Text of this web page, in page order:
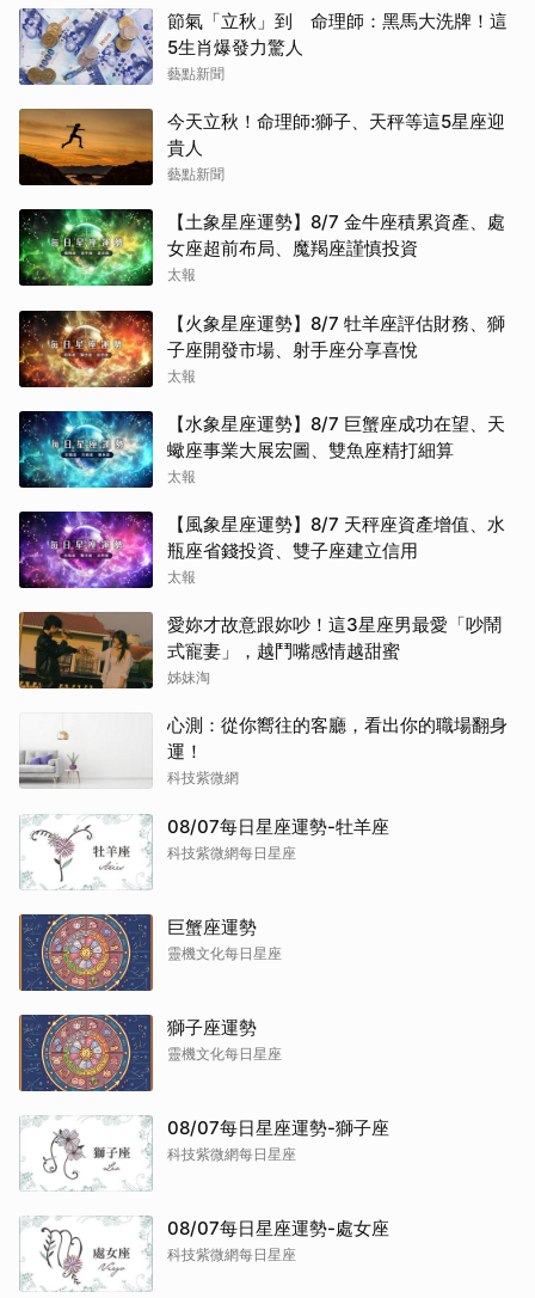
節氣「立秋」到 命理師：黑馬大洗牌！這
5生肖爆發力驚人
藝點新聞
今天立秋！命理師:獅子、天秤等這5星座迎
貴人
藝點新聞
【土象星座運勢】8/7 金牛座積累資產、處
女座超前布局、魔羯座謹慎投資
太報
【火象星座運勢】8/7 牡羊座評估財務、獅
子座開發市場、射手座分享喜悅
太報
【水象星座運勢】8/7 巨蟹座成功在望、天
蠍座事業大展宏圖、雙魚座精打細算
太報
【風象星座運勢】8/7 天秤座資產增值、水
瓶座省錢投資、雙子座建立信用
太報
愛妳才故意跟妳吵！這3星座男最愛「吵鬧
式寵妻」，越鬥嘴感情越甜蜜
姊妹淘
心測：從你嚮往的客廳，看出你的職場翻身
運！
科技紫微網
08/07每日星座運勢-牡羊座
科技紫微網每日星座
巨蟹座運勢
靈機文化每日星座
獅子座運勢
靈機文化每日星座
08/07每日星座運勢-獅子座
科技紫微網每日星座
08/07每日星座運勢-處女座
科技紫微網每日星座